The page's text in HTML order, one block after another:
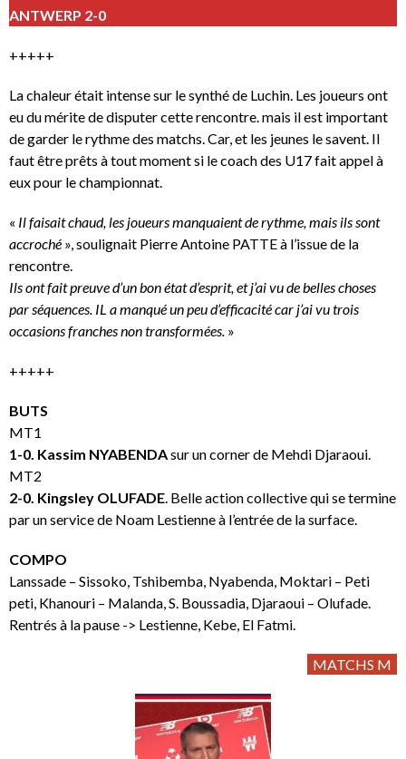
ANTWERP 2-0
+++++
La chaleur était intense sur le synthé de Luchin. Les joueurs ont
eu du mérite de disputer cette rencontre. mais il est important
de garder le rythme des matchs. Car, et les jeunes le savent. Il
faut être prêts à tout moment si le coach des U17 fait appel à
eux pour le championnat.
« Il faisait chaud, les joueurs manquaient de rythme, mais ils sont
accroché », soulignait Pierre Antoine PATTE à l’issue de la
rencontre.
Ils ont fait preuve d’un bon état d’esprit, et j’ai vu de belles choses
par séquences. IL a manqué un peu d’efficacité car j’ai vu trois
occasions franches non transformées. »
+++++
BUTS
MT1
1-0. Kassim NYABENDAsur un corner de Mehdi Djaraoui.
MT2
2-0. Kingsley OLUFADE . Belle action collective qui se termine
par un service de Noam Lestienne à l’entrée de la surface.
COMPO
Lanssade – Sissoko, Tshibemba, Nyabenda, Moktari – Peti
peti, Khanouri – Malanda, S. Boussadia, Djaraoui – Olufade.
Rentrés à la pause -> Lestienne, Kebe, El Fatmi.
MATCHS M